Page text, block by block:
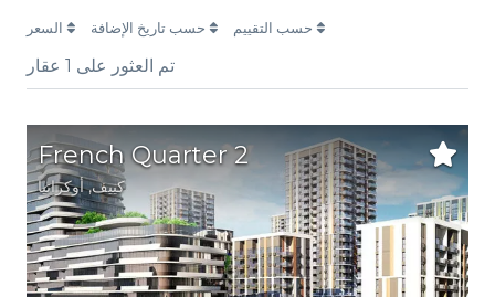
تم العثور على 1 عقار
French Quarter 2
كييف,أوكرانيا